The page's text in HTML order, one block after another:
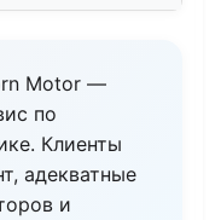
Motor —
по
Клиенты
адекватные
и